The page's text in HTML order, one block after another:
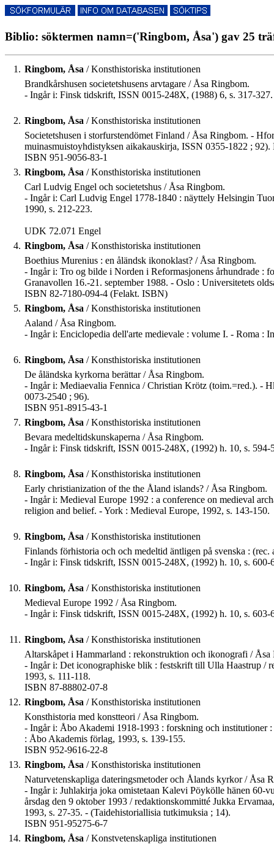
Biblio: söktermen namn=('Ringbom, Åsa') gav 25
1. Ringbom, Åsa / Konsthistoriska institutionen
Brandkårshusen societetshusens arvtagare / Åsa Ringbom.
- Ingår i: Finsk tidskrift, ISSN 0015-248X, (1988) 6, s. 317-327.
2. Ringbom, Åsa / Konsthistoriska institutionen
Societetshusen i storfurstendömet Finland / Åsa Ringbom. -
muinasmuistoyhdistyksen aikakauskirja, ISSN 0355-1822 ; 92).
ISBN 951-9056-83-1
3. Ringbom, Åsa / Konsthistoriska institutionen
Carl Ludvig Engel och societetshus / Åsa Ringbom.
- Ingår i: Carl Ludvig Engel 1778-1840 : näyttely Helsingin
1990, s. 212-223.
UDK 72.071 Engel
4. Ringbom, Åsa / Konsthistoriska institutionen
Boethius Murenius : en åländsk ikonoklast? / Åsa Ringbom.
- Ingår i: Tro og bilde i Norden i Reformasjonens århundrade :
Granavollen 16.-21. september 1988. - Oslo : Universitetets
ISBN 82-7180-094-4 (Felakt. ISBN)
5. Ringbom, Åsa / Konsthistoriska institutionen
Aaland / Åsa Ringbom.
- Ingår i: Enciclopedia dell'arte medievale : volume I. - Roma :
6. Ringbom, Åsa / Konsthistoriska institutionen
De åländska kyrkorna berättar / Åsa Ringbom.
- Ingår i: Mediaevalia Fennica / Christian Krötz (toim.=red.). -
0073-2540 ; 96).
ISBN 951-8915-43-1
7. Ringbom, Åsa / Konsthistoriska institutionen
Bevara medeltidskunskaperna / Åsa Ringbom.
- Ingår i: Finsk tidskrift, ISSN 0015-248X, (1992) h. 10, s. 594-
8. Ringbom, Åsa / Konsthistoriska institutionen
Early christianization of the the Åland islands? / Åsa Ringbom.
- Ingår i: Medieval Europe 1992 : a conference on medieval
religion and belief. - York : Medieval Europe, 1992, s. 143-150.
9. Ringbom, Åsa / Konsthistoriska institutionen
Finlands förhistoria och och medeltid äntligen på svenska :
- Ingår i: Finsk tidskrift, ISSN 0015-248X, (1992) h. 10, s. 600-
10. Ringbom, Åsa / Konsthistoriska institutionen
Medieval Europe 1992 / Åsa Ringbom.
- Ingår i: Finsk tidskrift, ISSN 0015-248X, (1992) h. 10, s. 603-
11. Ringbom, Åsa / Konsthistoriska institutionen
Altarskåpet i Hammarland : rekonstruktion och ikonografi / Åsa
- Ingår i: Det iconographiske blik : festskrift till Ulla Haastrup /
1993, s. 111-118.
ISBN 87-88802-07-8
12. Ringbom, Åsa / Konsthistoriska institutionen
Konsthistoria med konstteori / Åsa Ringbom.
- Ingår i: Åbo Akademi 1918-1993 : forskning och institutioner
: Åbo Akademis förlag, 1993, s. 139-155.
ISBN 952-9616-22-8
13. Ringbom, Åsa / Konsthistoriska institutionen
Naturvetenskapliga dateringsmetoder och Ålands kyrkor / Åsa
- Ingår i: Juhlakirja joka omistetaan Kalevi Pöykölle hänen 60-
årsdag den 9 oktober 1993 / redaktionskommitté Jukka
1993, s. 27-35. - (Taidehistoriallisia tutkimuksia ; 14).
ISBN 951-95275-6-7
14. Ringbom, Åsa / Konstvetenskapliga institutionen